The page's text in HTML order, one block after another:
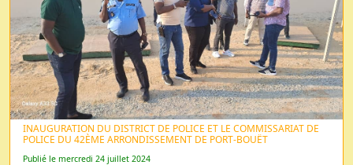
INAUGURATION DU DISTRICT DE POLICE ET LE COMMISSARIAT DE
POLICE DU 42ÈME ARRONDISSEMENT DE PORT-BOUËT
Publié le mercredi 24 juillet 2024